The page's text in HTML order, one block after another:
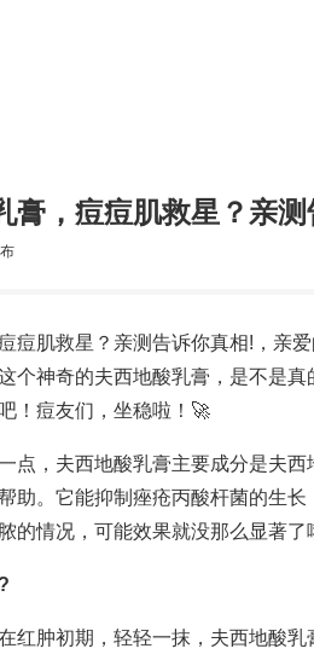
膏，痘痘肌救星？亲
痘肌救星？亲测告诉你真相!，亲
个神奇的夫西地酸乳膏，是不是
！痘友们，坐稳啦！🚀
点，夫西地酸乳膏主要成分是夫
助。它能抑制痤疮丙酸杆菌的生
的情况，可能效果就没那么显著了
红肿初期，轻轻一抹，夫西地酸